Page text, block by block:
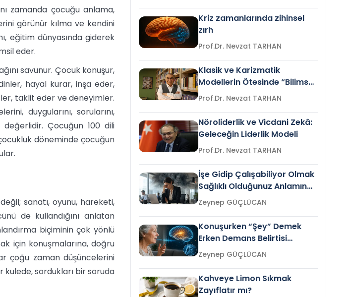
zamanda çocuğu anlama,
görünür kılma ve kendini
eğitim dünyasında giderek
eder.
savunur. Çocuk konuşur,
hayal kurar, inşa eder,
taklit eder ve deneyimler.
duygularını, sorularını,
Çocuğun 100 dili
döneminde çocuğun
sanatı, oyunu, hareketi,
de kullandığını anlatan
biçiminin çok yönlü
için konuşmalarına, doğru
çoğu zaman düşüncelerini
kulede, sordukları bir soruda
Kriz zamanlarında zihinsel
zırh
Prof.Dr. Nevzat TARHAN
Klasik ve Karizmatik
Modellerin Ötesinde “Bilimsel
Liderlik”
Prof.Dr. Nevzat TARHAN
Nöroliderlik ve Vicdani Zekâ:
Geleceğin Liderlik Modeli
Prof.Dr. Nevzat TARHAN
İşe Gidip Çalışabiliyor Olmak
Sağlıklı Olduğunuz Anlamına
Gelir mi?Zeynep GÜÇLÜCAN
Konuşurken “Şey” Demek
Erken Demans Belirtisi
Olabilir mi?Zeynep GÜÇLÜCAN
Kahveye Limon Sıkmak
Zayıflatır mı?